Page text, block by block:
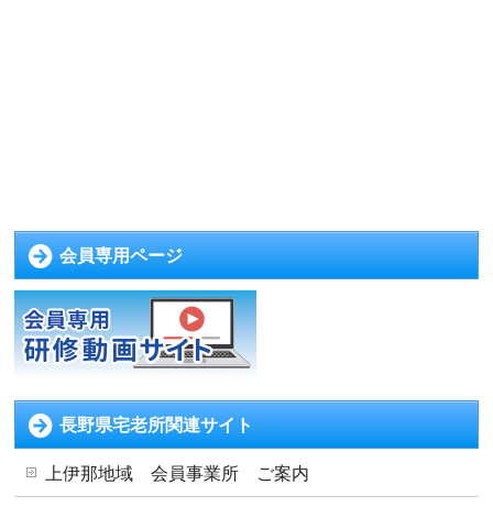
会員専用ページ
長野県宅老所関連サイト
上伊那地域 会員事業所 ご案内